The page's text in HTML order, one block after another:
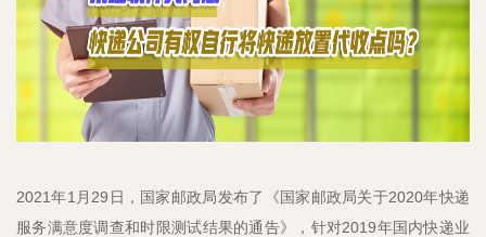
2021年1月29日，国家邮政局发布了《国家邮政局关于2020年快递
服务满意度调查和时限测试结果的通告》，针对2019年国内快递业